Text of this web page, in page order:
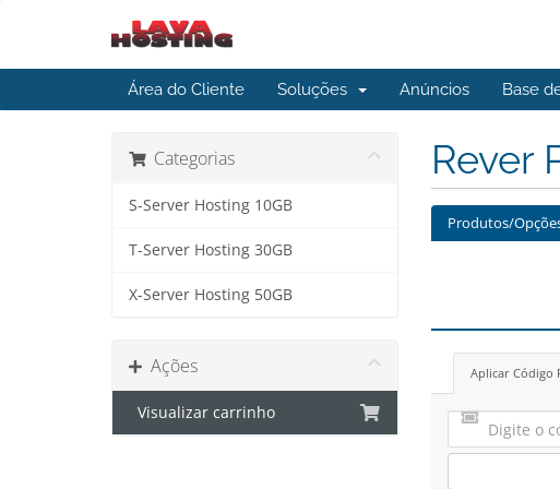
Área do Cliente Soluções Anúncios Base
Categorias
S-Server Hosting 10GB
T-Server Hosting 30GB
X-Server Hosting 50GB
Ações
Visualizar carrinho
Rever
Produtos/
Aplicar Código